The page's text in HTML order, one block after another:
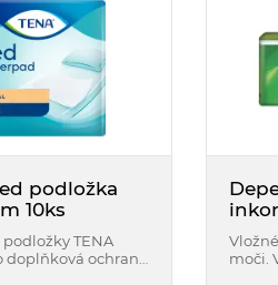
podložka
10ks
TENA
doplňková ochrana
moči.